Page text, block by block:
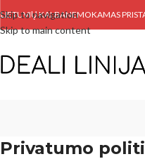
Skip to navigation
Skip to main content
LIETUVIŲ KALBANEMOKAMAS
Privatumo